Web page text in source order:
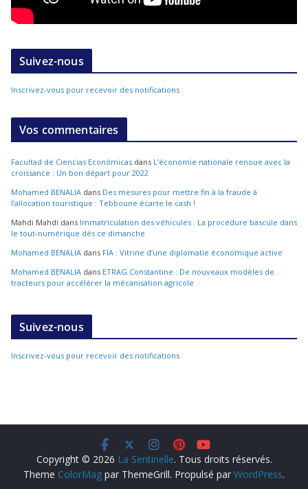
Suivez-nous
Inscrivez-vous pour recevoir des notifications
Vos commentaires
Facultad de Ciencias Económicas dans L’économie nationale renoue avec la
croissance : Un bon départ pour 2022
Mohamed BENALIA dans Des mesures pour mettre fin à la fraude à
l’allocation touristique : Tebboune écarte le cash !
Mahdi Mahdi dans Immatriculation des véhicules : La procédure bascule dans
le tout-numérique dès ce dimanche
Mohamed BENALIA dans FIA : Vitrine d’une diplomatie économique active
Mohamed BENALIA dans ETRAG Constantine : De nouveaux modèles de
tracteurs pour accélérer la mécanisation agricole
Suivez-nous
Inscrivez-vous pour recevoir des notifications
Copyright © 2026 La Sentinelle. Tous droits réservés.
Theme ColorMag par ThemeGrill. Propulsé par WordPress.